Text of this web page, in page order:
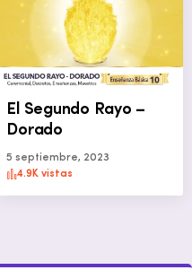
El Segundo Rayo –
Dorado
5 septiembre, 2023
4.9K vistas